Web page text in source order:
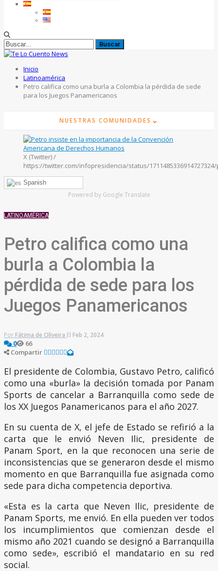
Inicio
Latinoamérica
Petro califica como una burla a Colombia la pérdida de sede
para los Juegos Panamericanos
NUESTRAS COMUNIDADES ⌄
X (Twitter) /
https://twitter.com/infopresidencia/status/
Spanish
Powered by Google Translate
LATINOAMÉRICA
Petro califica como una
burla a Colombia la
pérdida de sede para los
Juegos Panamericanos
Por Fátima de Oliveira El Feb 2, 2024
0
66
Compartir
El presidente de Colombia, Gustavo Petro, calificó
como una «burla» la decisión tomada por Panam
Sports de cancelar a Barranquilla como sede de
los XX Juegos Panamericanos para el año 2027.
En su cuenta de X, el jefe de Estado se refirió a la
carta que le envió Neven Ilic, presidente de
Panam Sport, en la que reconocen una serie de
inconsistencias que se generaron desde el mismo
momento en que Barranquilla fue asignada como
sede para dicha competencia deportiva.
«Esta es la carta que Neven Ilic, presidente de
Panam Sports, me envió. En ella pueden ver todos
los incumplimientos que comienzan desde el
mismo año 2021 cuando se designó a Barranquilla
como sede», escribió el mandatario en su red
social.